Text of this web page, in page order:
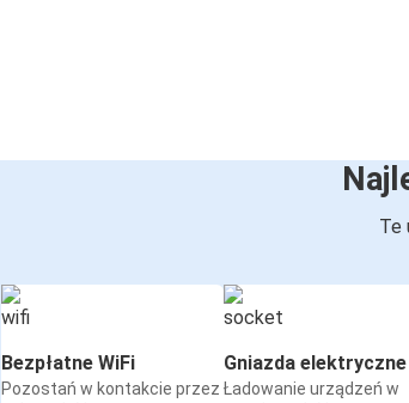
Te
Bezpłatne WiFi
Pozostań w kontakcie przez
Gniazda elektryczne
Ładowanie urządzeń w